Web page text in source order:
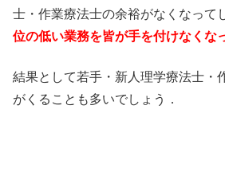
士・作業療法士の余裕がなくなって
位の低い業務を皆が手を付けなくな
結果として若手・新人理学療法士・
がくることも多いでしょう．